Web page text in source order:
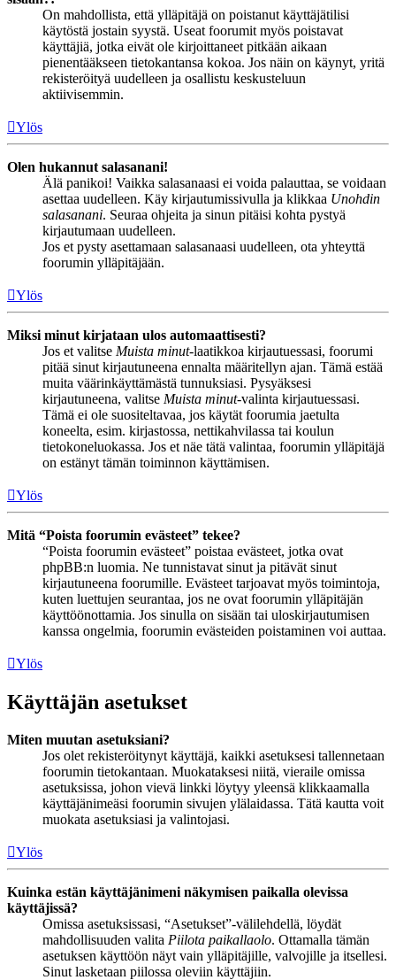
On mahdollista, että ylläpitäjä on poistanut käyttäjätilisi
käytöstä jostain syystä. Useat foorumit myös poistavat
käyttäjiä, jotka eivät ole kirjoittaneet pitkään aikaan
pienentääkseen tietokantansa kokoa. Jos näin on käynyt, yritä
rekisteröityä uudelleen ja osallistu keskusteluun
aktiivisemmin.
Ylös
Olen hukannut salasanani!
Älä panikoi! Vaikka salasanaasi ei voida palauttaa, se voidaan
asettaa uudelleen. Käy kirjautumissivulla ja klikkaa Unohdin
salasanani. Seuraa ohjeita ja sinun pitäisi kohta pystyä
kirjautumaan uudelleen.
Jos et pysty asettamaan salasanaasi uudelleen, ota yhteyttä
foorumin ylläpitäjään.
Ylös
Miksi minut kirjataan ulos automaattisesti?
Jos et valitse Muista minut-laatikkoa kirjautuessasi, foorumi
pitää sinut kirjautuneena ennalta määritellyn ajan. Tämä estää
muita väärinkäyttämästä tunnuksiasi. Pysyäksesi
kirjautuneena, valitse Muista minut-valinta kirjautuessasi.
Tämä ei ole suositeltavaa, jos käytät foorumia jaetulta
koneelta, esim. kirjastossa, nettikahvilassa tai koulun
tietokoneluokassa. Jos et näe tätä valintaa, foorumin ylläpitäjä
on estänyt tämän toiminnon käyttämisen.
Ylös
Mitä “Poista foorumin evästeet” tekee?
“Poista foorumin evästeet” poistaa evästeet, jotka ovat
phpBB:n luomia. Ne tunnistavat sinut ja pitävät sinut
kirjautuneena foorumille. Evästeet tarjoavat myös toimintoja,
kuten luettujen seurantaa, jos ne ovat foorumin ylläpitäjän
käyttöönottamia. Jos sinulla on sisään tai uloskirjautumisen
kanssa ongelmia, foorumin evästeiden poistaminen voi auttaa.
Ylös
Käyttäjän asetukset
Miten muutan asetuksiani?
Jos olet rekisteröitynyt käyttäjä, kaikki asetuksesi tallennetaan
foorumin tietokantaan. Muokataksesi niitä, vieraile omissa
asetuksissa, johon vievä linkki löytyy yleensä klikkaamalla
käyttäjänimeäsi foorumin sivujen ylälaidassa. Tätä kautta voit
muokata asetuksiasi ja valintojasi.
Ylös
Kuinka estän käyttäjänimeni näkymisen paikalla olevissa
käyttäjissä?
Omissa asetuksissasi, “Asetukset”-välilehdellä, löydät
mahdollisuuden valita Piilota paikallaolo. Ottamalla tämän
asetuksen käyttöön näyt vain ylläpitäjille, valvojille ja itsellesi.
Sinut lasketaan piilossa oleviin käyttäjiin.